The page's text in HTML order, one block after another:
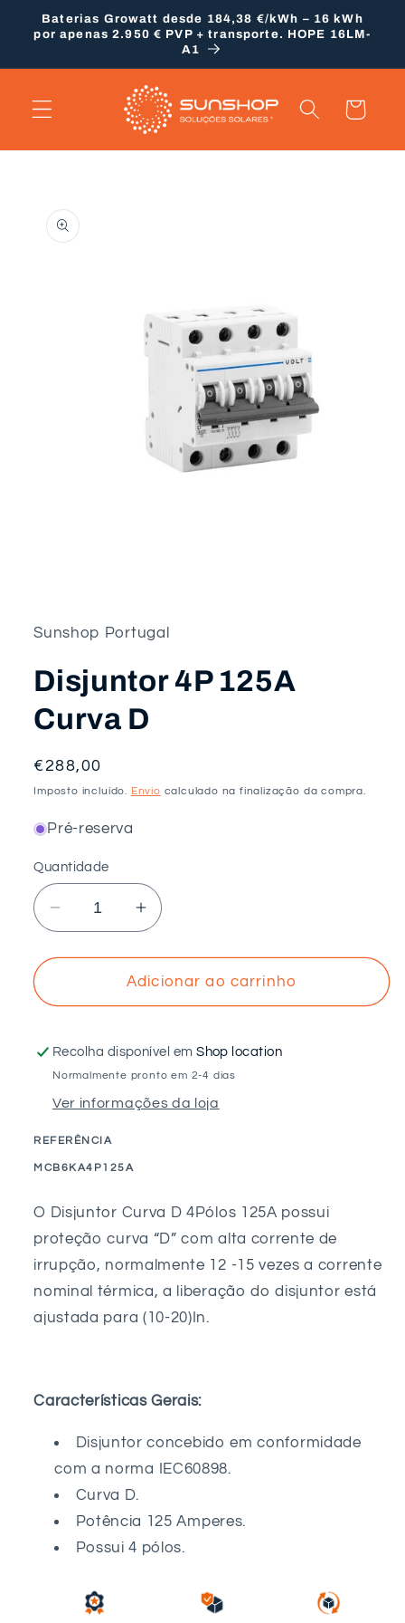
para o
conteúdo
Baterias Growatt desde 184,38 €/kWh – 16 kWh
por apenas 2.950 € PVP + transporte. HOPE 16LM-
A1
Carrinho
informação
do produto
em
Sunshop Portugal
Disjuntor 4P 125A
Curva D
Preço
normal
€288,00
Imposto incluído. Envio calculado na finalização da compra.
Pré-reserva
Quantidade
Diminuir
a
quantidade
Disjuntor
125A
Curva
Aumentar
a
quantidade
de
Disjuntor
125A
Curva
Adicionar ao carrinho
Recolha disponível emShop location
Normalmente pronto em 2-4 dias
Ver informações da loja
REFERÊNCIA
SKU:
MCB6KA4P125A
O Disjuntor Curva D 4Pólos 125A possui
proteção curva “D” com alta corrente de
irrupção, normalmente 12 -15 vezes a corrente
nominal térmica, a liberação do disjuntor está
ajustada para (10-20)In.
Características Gerais:
Disjuntor concebido em conformidade
com a norma IEC60898.
Curva D.
Potência 125 Amperes.
Possui 4 pólos.